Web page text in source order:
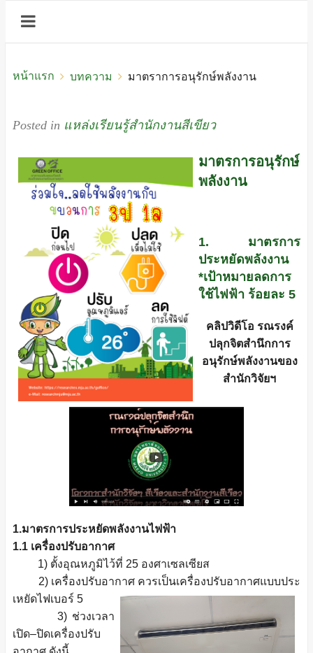
หน้าแรก บทความ มาตราการอนุรักษ์พลังงาน
Posted in แหล่งเรียนรู้สำนักงานสีเขียว
มาตรการอนุรักษ์
พลังงาน
1. มาตรการ
ประหยัดพลังงาน
*เป้าหมายลดการ
ใช้ไฟฟ้า ร้อยละ 5
คลิปวิดีโอ รณรงค์
ปลุกจิตสำนึกการ
อนุรักษ์พลังงานของ
สำนักวิจัยฯ
1.มาตรการประหยัดพลังงานไฟฟ้า
1.1 เครื่องปรับอากาศ
1) ตั้งอุณหภูมิไว้ที่ 25 องศาเซลเซียส
2) เครื่องปรับอากาศ ควรเป็นเครื่องปรับอากาศแบบประ
เหยัดไฟเบอร์ 5
3) ช่วงเวลา
เปิด–ปิดเครื่องปรับ